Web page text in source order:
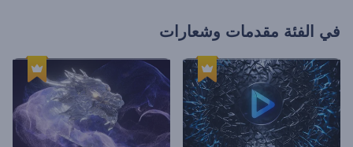
في الفئة مقدمات وشعارات